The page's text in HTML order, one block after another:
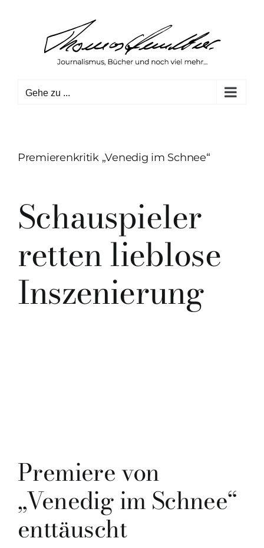
springen
Gehe zu ...
Premierenkritik „Venedig im Schnee“
Schauspieler
retten lieblose
Inszenierung
Premiere von
„Venedig im Schnee“
enttäuscht